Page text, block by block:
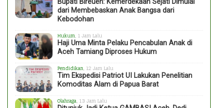
Bupati Bireuen: Kemerdekaan Sejati Dimulai
dari Membebaskan Anak Bangsa dari
Kebodohan
Hukum , 1 Jam Lalu
Haji Uma Minta Pelaku Pencabulan Anak di
Aceh Tamiang Diproses Hukum
Pendidikan , 12 Jam Lalu
Tim Ekspedisi Patriot UI Lakukan Penelitian
Komoditas Alam di Papua Barat
Olahraga , 13 Jam Lalu